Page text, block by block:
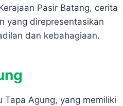
Pasir Batang, cerita
yang direpresentasikan
dan kebahagiaan.
Tapa Agung, yang memiliki